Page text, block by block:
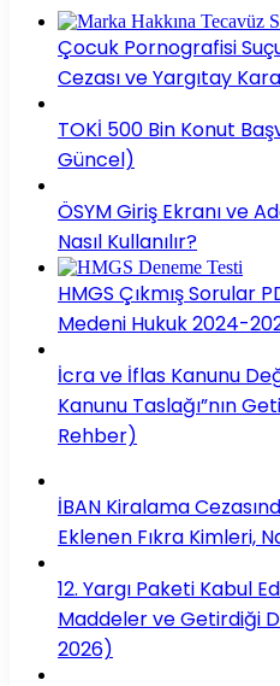
Çocuk Pornografisi
Cezası ve Yargıtay
TOKİ 500 Bin Konut
Güncel)
ÖSYM Giriş Ekranı ve
Nasıl Kullanılır?
HMGS Çıkmış Sorular
Medeni Hukuk 2024-
İcra ve İflas Kanunu
Kanunu Taslağı”nın
Rehber)
İBAN Kiralama
Eklenen Fıkra Kimleri,
12. Yargı Paketi Kabul
Maddeler ve Getirdiği
2026)